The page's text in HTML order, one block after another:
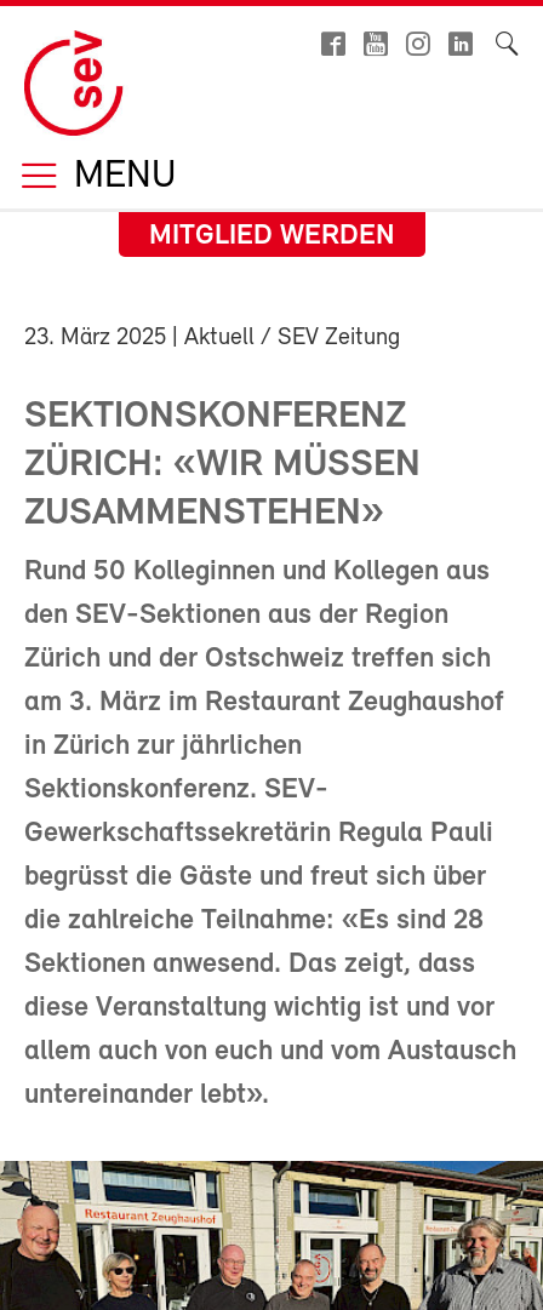
MENU
MITGLIED WERDEN
23. März 2025 | Aktuell / SEV Zeitung
SEKTIONSKONFERENZ
ZÜRICH: «WIR MÜSSEN
ZUSAMMENSTEHEN»
Rund 50 Kolleginnen und Kollegen aus
den SEV-Sektionen aus der Region
Zürich und der Ostschweiz treffen sich
am 3. März im Restaurant Zeughaushof
in Zürich zur jährlichen
Sektionskonferenz. SEV-
Gewerkschaftssekretärin Regula Pauli
begrüsst die Gäste und freut sich über
die zahlreiche Teilnahme: «Es sind 28
Sektionen anwesend. Das zeigt, dass
diese Veranstaltung wichtig ist und vor
allem auch von euch und vom Austausch
untereinander lebt».